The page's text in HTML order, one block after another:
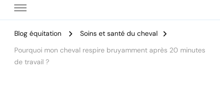
Blog équitation
Soins et santé du cheval
Pourquoi mon cheval respire bruyamment après 20 minutes
de travail ?